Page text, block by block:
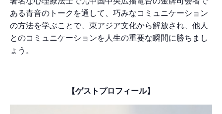
ある青音のトークを通して、巧みなコミュニケーション
の方法を学ぶことで、東アジア文化から解放され、他人
とのコミュニケーションを人生の重要な瞬間に勝ちまし
ょう。
【ゲストプロフィール】